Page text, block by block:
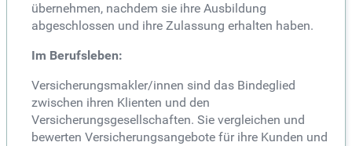
übernehmen, nachdem sie ihre Ausbildung
abgeschlossen und ihre Zulassung erhalten haben.
Im Berufsleben:
Versicherungsmakler/innen sind das Bindeglied
zwischen ihren Klienten und den
Versicherungsgesellschaften. Sie vergleichen und
bewerten Versicherungsangebote für ihre Kunden und